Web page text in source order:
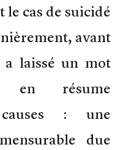
cas de suicidé
avant
a laissé un mot
en résume
: une
due